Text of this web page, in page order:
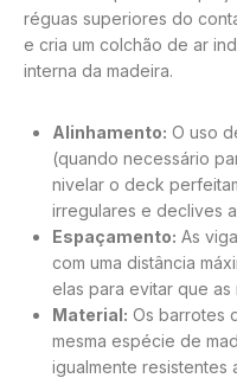
réguas superiores do
e cria um colchão de ar
interna da madeira.
Alinhamento: O uso
(quando necessário
nivelar o deck
irregulares e declives
Espaçamento: As
com uma distância
elas para evitar que as
Material: Os barrotes
mesma espécie de
igualmente resistentes